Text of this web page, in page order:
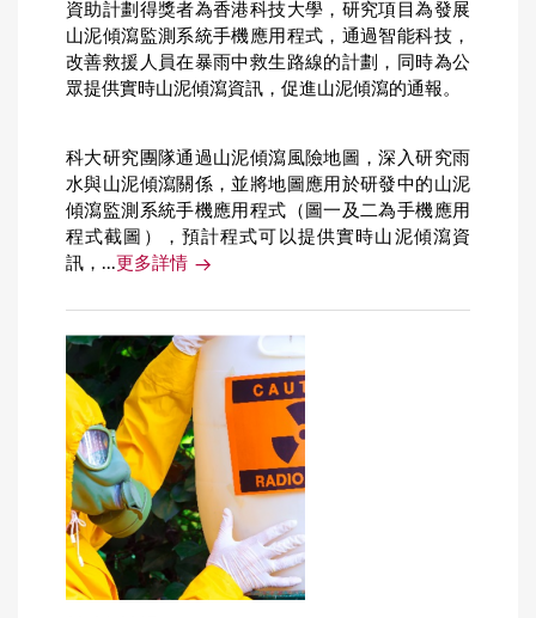
資助計劃得獎者為香港科技大學，研究項目為發展
山泥傾瀉監測系統手機應用程式，通過智能科技，
改善救援人員在暴雨中救生路線的計劃，同時為公
眾提供實時山泥傾瀉資訊，促進山泥傾瀉的通報。
科大研究團隊通過山泥傾瀉風險地圖，深入研究雨
水與山泥傾瀉關係，並將地圖應用於研發中的山泥
傾瀉監測系統手機應用程式（圖一及二為手機應用
程式截圖），預計程式可以提供實時山泥傾瀉資
訊，... 更多詳情